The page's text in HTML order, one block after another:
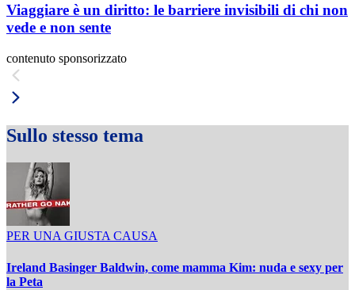
Viaggiare è un diritto: le barriere invisibili di chi non
vede e non sente
contenuto sponsorizzato
Sullo stesso tema
PER UNA GIUSTA CAUSA
Ireland Basinger Baldwin, come mamma Kim: nuda e sexy per
la Peta